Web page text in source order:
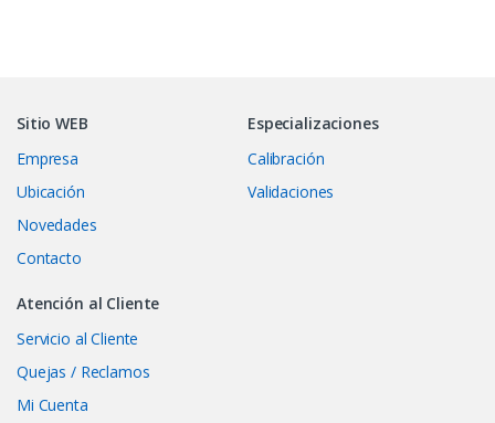
Sitio WEB
Empresa
Ubicación
Novedades
Contacto
Especializaciones
Calibración
Validaciones
Atención al Cliente
Servicio al Cliente
Quejas / Reclamos
Mi Cuenta